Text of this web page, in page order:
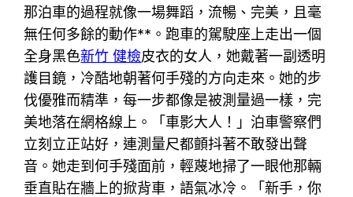
那泊車的過程就像一場舞蹈，流暢、完美，且毫
無任何多餘的動作**。跑車的駕駛座上走出一個
全身黑色新竹 健檢皮衣的女人，她戴著一副透明
護目鏡，冷酷地朝著何手殘的方向走來。她的步
伐優雅而精準，每一步都像是被測量過一樣，完
美地落在網格線上。「車影大人！」泊車警察們
立刻立正站好，連測量尺都顫抖著不敢發出聲
音。她走到何手殘面前，輕蔑地掃了一眼他那輛
垂直貼在牆上的掀背車，語氣冰冷。「新手，你